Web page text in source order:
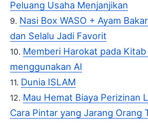
Peluang Usaha Menjanjikan
Nasi Box WASO + Ayam
dan Selalu Jadi Favorit
Memberi Harokat pada Kitab
menggunakan AI
Dunia ISLAM
Mau Hemat Biaya Perizinan
Cara Pintar yang Jarang Orang